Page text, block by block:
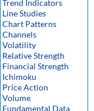
Trend Indicators
Line Studies
Chart Patterns
Channels
Volatility
Relative Strength
Financial Strength
Ichimoku
Price Action
Volume
Fundamental Data